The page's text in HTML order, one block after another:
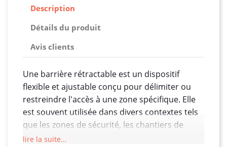
Description
Détails du produit
Avis clients
Une barrière rétractable est un dispositif
flexible et ajustable conçu pour délimiter ou
restreindre l'accès à une zone spécifique. Elle
est souvent utilisée dans divers contextes tels
que les zones de sécurité, les chantiers de
construction, les événements publics, les
lire la suite...